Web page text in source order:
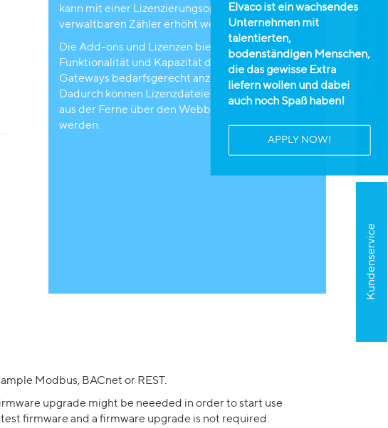
Kundenservice
Offene Stellen
Elvaco ist ein wachsendes
Unternehmen mit
talentierten,
bodenständigen Menschen,
die das gewisse Extra
liefern wollen und dabei
auch noch Spaß haben!
APPLY NOW!
kann mit einer Lizenzierungsoption die Anzahl der
verwaltbaren Zähler erhöht werden.
Die Add-ons und Lizenzen bieten die Möglichkeit,
Funktionalität und Kapazität des CMe3100-
Gateways bedarfsgerecht anzupassen.
Dadurch können Lizenzdateien auch nachträglich
aus der Ferne über den Webbrowser eingespielt
werden.
Modbus, BACnet or REST.
upgrade might be neeeded in order to start use
firmware and a firmware upgrade is not required.